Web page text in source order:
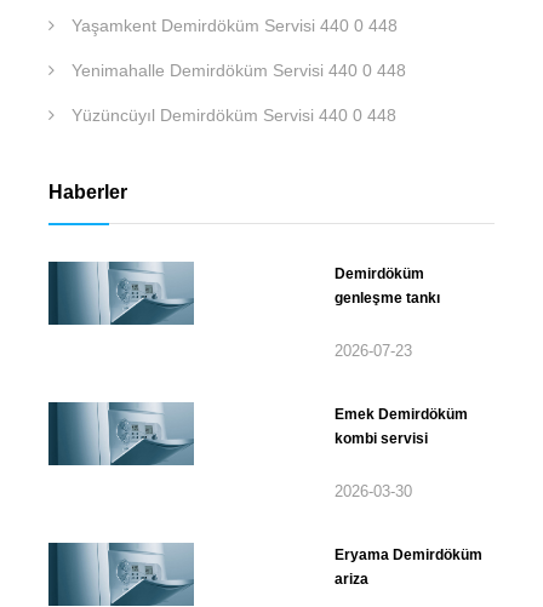
Yaşamkent Demirdöküm Servisi 440 0 448
Yenimahalle Demirdöküm Servisi 440 0 448
Yüzüncüyıl Demirdöküm Servisi 440 0 448
Haberler
Demirdöküm
genleşme tankı
2026-07-23
Emek Demirdöküm
kombi servisi
2026-03-30
Eryama Demirdöküm
ariza